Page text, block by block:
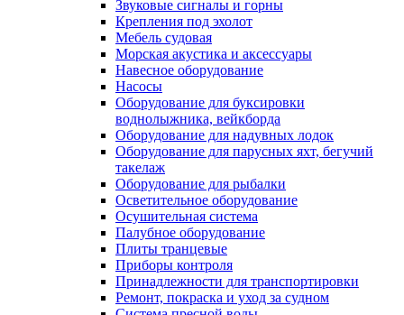
Звуковые сигналы и горны
Крепления под эхолот
Мебель судовая
Морская акустика и аксессуары
Навесное оборудование
Насосы
Оборудование для буксировки
воднолыжника, вейкборда
Оборудование для надувных лодок
Оборудование для парусных яхт, бегучий
такелаж
Оборудование для рыбалки
Осветительное оборудование
Осушительная система
Палубное оборудование
Плиты транцевые
Приборы контроля
Принадлежности для транспортировки
Ремонт, покраска и уход за судном